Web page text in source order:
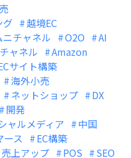
グ
越境EC
ニチャネル O2O
AI
ャネル
Amazon
サイト構築
海外小売
ネットショップ
DX
開発
ャルメディア
中国
ース
EC構築
売上アップ POS
SEO